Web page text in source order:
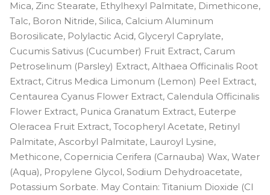
Mica, Zinc Stearate, Ethylhexyl Palmitate, Dimethicone,
Talc, Boron Nitride, Silica, Calcium Aluminum
Borosilicate, Polylactic Acid, Glyceryl Caprylate,
Cucumis Sativus (Cucumber) Fruit Extract, Carum
Petroselinum (Parsley) Extract, Althaea Officinalis Root
Extract, Citrus Medica Limonum (Lemon) Peel Extract,
Centaurea Cyanus Flower Extract, Calendula Officinalis
Flower Extract, Punica Granatum Extract, Euterpe
Oleracea Fruit Extract, Tocopheryl Acetate, Retinyl
Palmitate, Ascorbyl Palmitate, Lauroyl Lysine,
Methicone, Copernicia Cerifera (Carnauba) Wax, Water
(Aqua), Propylene Glycol, Sodium Dehydroacetate,
Potassium Sorbate. May Contain: Titanium Dioxide (CI